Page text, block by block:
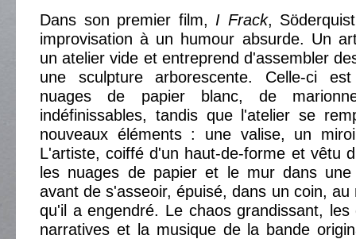
Dans son premier film, I Frack,
improvisation à un humour absurde. Un
un atelier vide et entreprend d'assembler
une sculpture arborescente. Celle-ci
nuages ​​de papier blanc, de
indéfinissables, tandis que l'atelier se
nouveaux éléments : une valise, un
L'artiste, coiffé d'un haut-de-forme et vêtu
les nuages ​​de papier et le mur dans une
avant de s'asseoir, épuisé, dans un coin, au
qu'il a engendré. Le chaos grandissant,
narratives et la musique de la bande